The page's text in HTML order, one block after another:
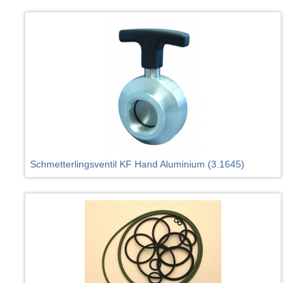
Schmetterlingsventil KF Hand Aluminium (3.1645)